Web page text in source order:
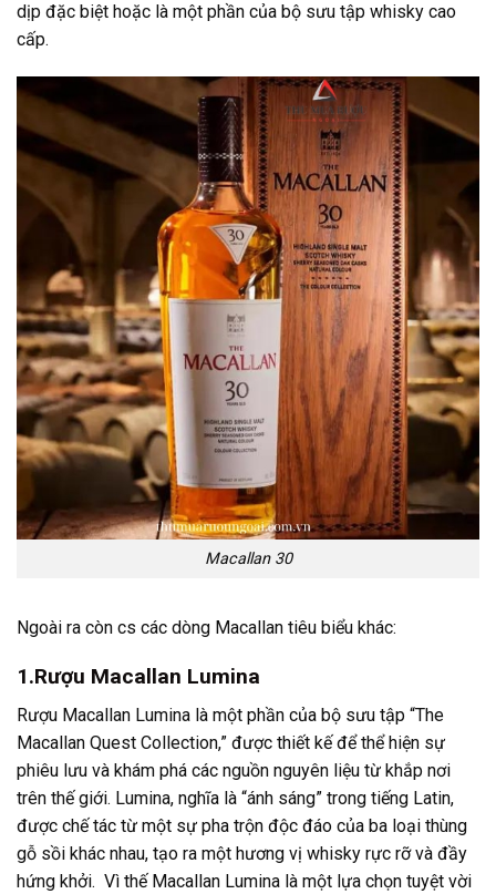
dịp đặc biệt hoặc là một phần của bộ sưu tập whisky cao
cấp.
Macallan 30
Ngoài ra còn cs các dòng Macallan tiêu biểu khác:
1.Rượu Macallan Lumina
Rượu Macallan Lumina là một phần của bộ sưu tập “The
Macallan Quest Collection,” được thiết kế để thể hiện sự
phiêu lưu và khám phá các nguồn nguyên liệu từ khắp nơi
trên thế giới. Lumina, nghĩa là “ánh sáng” trong tiếng Latin,
được chế tác từ một sự pha trộn độc đáo của ba loại thùng
gỗ sồi khác nhau, tạo ra một hương vị whisky rực rỡ và đầy
hứng khởi. Vì thế Macallan Lumina là một lựa chọn tuyệt vời